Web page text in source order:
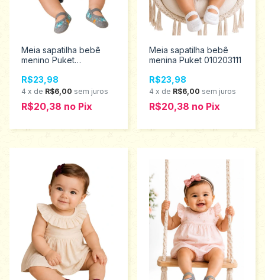
Meia sapatilha bebê
menino Puket
R$23,98
4 x de R$6,00 sem juros
R$20,38 no Pix
Meia sapatilha bebê
menina Puket 010203111
R$23,98
4 x de R$6,00 sem juros
R$20,38 no Pix